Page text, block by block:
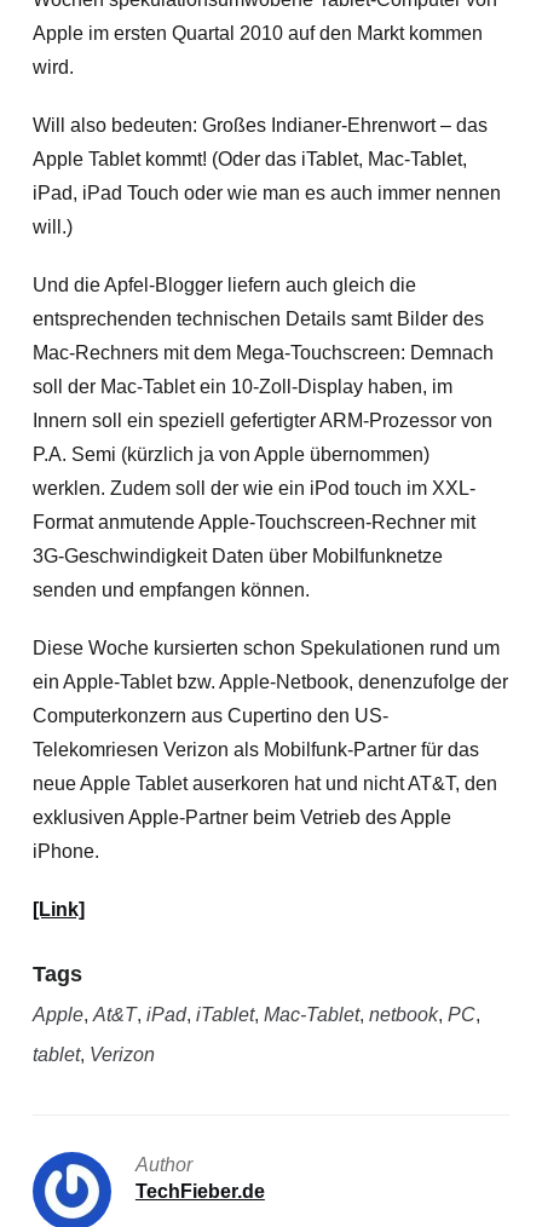
Apple im ersten Quartal 2010 auf den Markt kommen
wird.
Will also bedeuten: Großes Indianer-Ehrenwort – das
Apple Tablet kommt! (Oder das iTablet, Mac-Tablet,
iPad, iPad Touch oder wie man es auch immer nennen
will.)
Und die Apfel-Blogger liefern auch gleich die
entsprechenden technischen Details samt Bilder des
Mac-Rechners mit dem Mega-Touchscreen: Demnach
soll der Mac-Tablet ein 10-Zoll-Display haben, im
Innern soll ein speziell gefertigter ARM-Prozessor von
P.A. Semi (kürzlich ja von Apple übernommen)
werklen. Zudem soll der wie ein iPod touch im XXL-
Format anmutende Apple-Touchscreen-Rechner mit
3G-Geschwindigkeit Daten über Mobilfunknetze
senden und empfangen können.
Diese Woche kursierten schon Spekulationen rund um
ein Apple-Tablet bzw. Apple-Netbook, denenzufolge der
Computerkonzern aus Cupertino den US-
Telekomriesen Verizon als Mobilfunk-Partner für das
neue Apple Tablet auserkoren hat und nicht AT&T, den
exklusiven Apple-Partner beim Vetrieb des Apple
iPhone.
[Link]
Tags
Apple, At&T, iPad, iTablet, Mac-Tablet, netbook, PC,
tablet, Verizon
Author
TechFieber.de